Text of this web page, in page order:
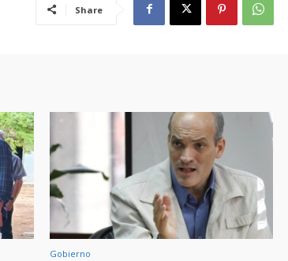
Share
Gobierno